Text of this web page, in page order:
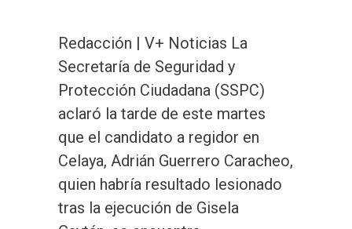
Redacción | V+ Noticias La
Secretaría de Seguridad y
Protección Ciudadana (SSPC)
aclaró la tarde de este martes
que el candidato a regidor en
Celaya, Adrián Guerrero Caracheo,
quien habría resultado lesionado
tras la ejecución de Gisela